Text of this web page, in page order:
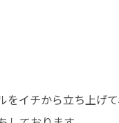
イチから立ち上げ